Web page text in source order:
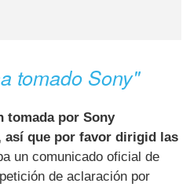
tomado Sony"
tomada por Sony
así que por favor dirigid las
un comunicado oficial de
de aclaración por